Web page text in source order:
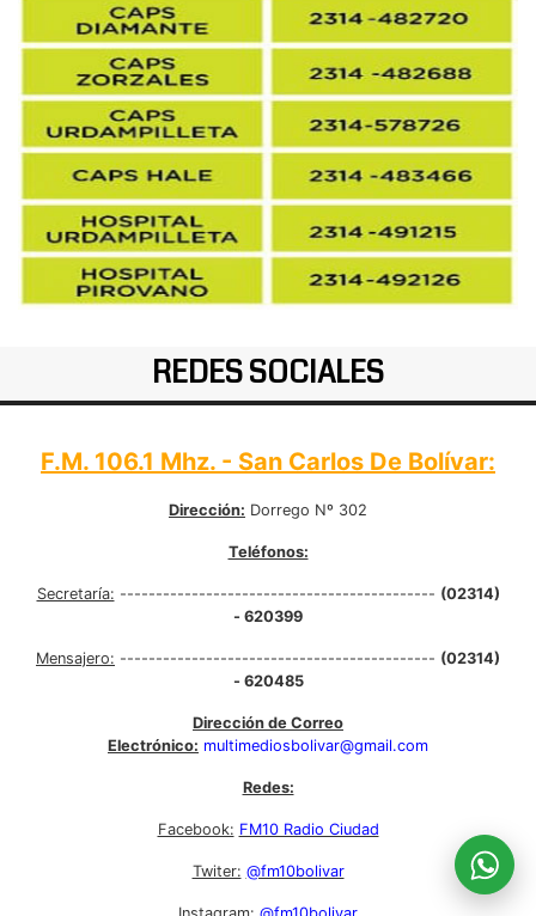
REDES SOCIALES
F.M. 106.1 Mhz. - San Carlos De Bolívar:
Dirección: Dorrego Nº 302
Teléfonos:
Secretaría: -------------------------------------------- (02314)
- 620399
Mensajero: -------------------------------------------- (02314)
- 620485
Dirección de Correo
Electrónico: multimediosbolivar@gmail.com
Redes:
Facebook: FM10 Radio Ciudad
Twiter: @fm10bolivar